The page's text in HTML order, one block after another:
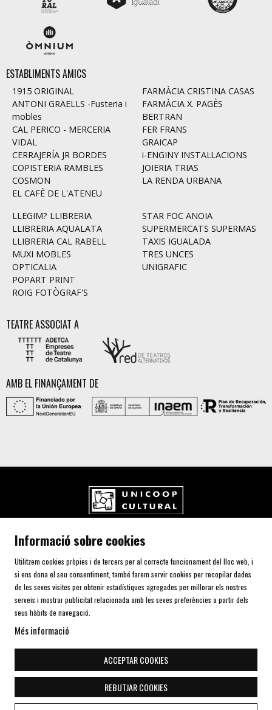
ESTABLIMENTS AMICS
1915 ORIGINAL
ANTONI GRAELLS -Fusteria i
mobles
CAL PERICO - MERCERIA
VIDAL
CERRAJERÍA JR BORDES
COPISTERIA RAMBLES
COSMON
EL CAFÈ DE L'ATENEU
FARMÀCIA CRISTINA CASAS
FARMÀCIA X. PAGÈS
BERTRAN
FER FRANS
GRAICAP
i-ENGINY INSTAL·LACIONS
JOIERIA TRIAS
LA RENDA URBANA
LLEGIM? LLIBRERIA
LLIBRERIA AQUALATA
LLIBRERIA CAL RABELL
MUXI MOBLES
OPTICALIA
POPART PRINT
ROIG FOTÒGRAF'S
STAR FOC ANOIA
SUPERMERCATS SUPERMAS
TAXIS IGUALADA
TRES UNCES
UNIGRAFIC
TEATRE ASSOCIAT A
AMB EL FINANÇAMENT DE
Carrer de l'Aurora, 80 (Plaça de Cal Font)
Telf. 93 805 00 75
AVÍS LEGAL I POLÍTICA DE PRIVACITAT
DECLARACIÓ D'ACCESSIBILITAT
CONTACTE
Link a instagram
Link a youtube
Link a twitter
Link a facebook
Link a telegram
Informació sobre cookies
Utilitzem cookies pròpies i de tercers per al correcte funcionament del lloc web, i
si ens dona el seu consentiment, també farem servir cookies per recopilar dades
de les seves visites per obtenir estadístiques agregades per millorar els nostres
serveis i mostrar publicitat relacionada amb les seves preferències a partir dels
seus hàbits de navegació.
Més informació
ACCEPTAR COOKIES
REBUTJAR COOKIES